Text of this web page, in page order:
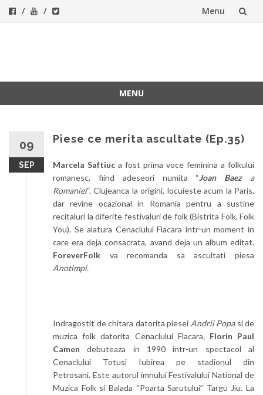
Menu
MENU
09
SEP
Piese ce merita ascultate (Ep.35)
Marcela Saftiuc a fost prima voce feminina a folkului
romanesc, fiind adeseori numita “Joan Baeza
Romaniei“. Clujeanca la origini, locuieste acum la Paris,
dar revine ocazional in Romania pentru a sustine
recitaluri la diferite festivaluri de folk (Bistrita Folk, Folk
You). Se alatura Cenaclului Flacara intr-un moment in
care era deja consacrata, avand deja un album editat.
ForeverFolk va recomanda sa ascultati piesa
Anotimpi.
Indragostit de chitara datorita piesei Andrii Popa si de
muzica folk datorita Cenaclului Flacara, Florin Paul
Camendebuteaza in 1990 intr-un spectacol al
Cenaclului Totusi Iubirea pe stadionul din
Petrosani. Este autorul imnului Festivalului National de
Muzica Folk si Balada “Poarta Sarutului” Targu Jiu. La